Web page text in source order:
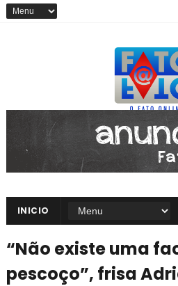
INICIO
“Não existe uma
pescoço”, frisa